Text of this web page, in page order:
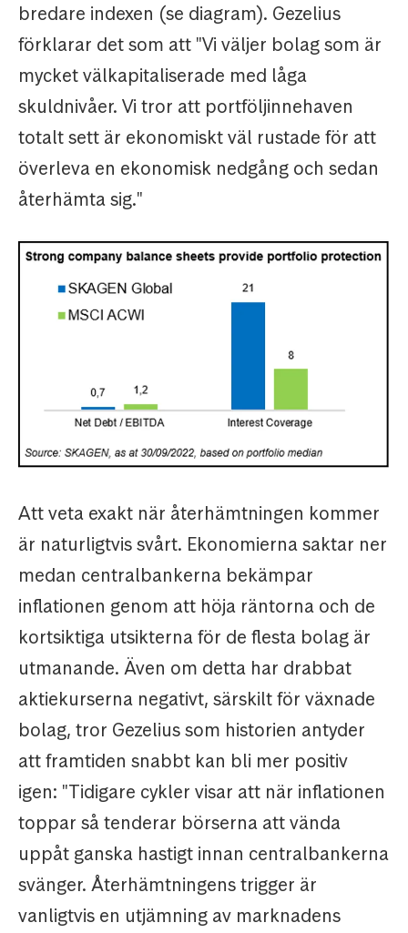
bredare indexen (se diagram). Gezelius
förklarar det som att "Vi väljer bolag som är
mycket välkapitaliserade med låga
skuldnivåer. Vi tror att portföljinnehaven
totalt sett är ekonomiskt väl rustade för att
överleva en ekonomisk nedgång och sedan
återhämta sig."
Att veta exakt när återhämtningen kommer
är naturligtvis svårt. Ekonomierna saktar ner
medan centralbankerna bekämpar
inflationen genom att höja räntorna och de
kortsiktiga utsikterna för de flesta bolag är
utmanande. Även om detta har drabbat
aktiekurserna negativt, särskilt för växnade
bolag, tror Gezelius som historien antyder
att framtiden snabbt kan bli mer positiv
igen: "Tidigare cykler visar att när inflationen
toppar så tenderar börserna att vända
uppåt ganska hastigt innan centralbankerna
svänger. Återhämtningens trigger är
vanligtvis en utjämning av marknadens